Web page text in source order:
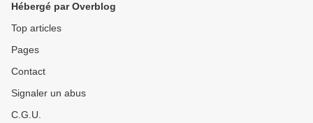
Hébergé par Overblog
Top articles
Pages
Contact
Signaler un abus
C.G.U.